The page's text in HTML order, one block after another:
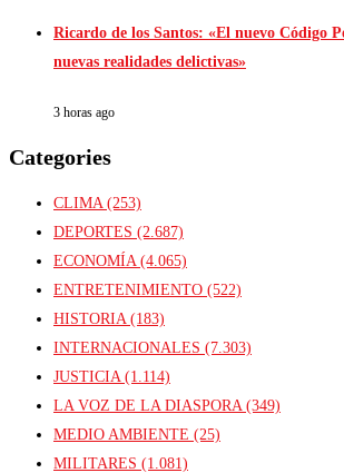
Ricardo de los Santos: «El nuevo Código
nuevas realidades delictivas»
3 horas ago
Categories
CLIMA (253)
DEPORTES (2.687)
ECONOMÍA (4.065)
ENTRETENIMIENTO (522)
HISTORIA (183)
INTERNACIONALES (7.303)
JUSTICIA (1.114)
LA VOZ DE LA DIASPORA (349)
MEDIO AMBIENTE (25)
MILITARES (1.081)